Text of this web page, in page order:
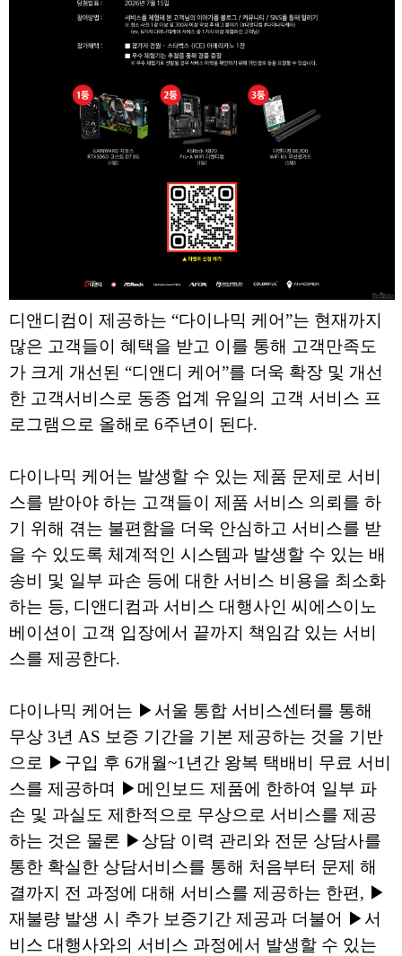
디앤디컴이 제공하는 “다이나믹 케어”는 현재까지
많은 고객들이 혜택을 받고 이를 통해 고객만족도
가 크게 개선된 “디앤디 케어”를 더욱 확장 및 개선
한 고객서비스로 동종 업계 유일의 고객 서비스 프
로그램으로 올해로 6주년이 된다.
다이나믹 케어는 발생할 수 있는 제품 문제로 서비
스를 받아야 하는 고객들이 제품 서비스 의뢰를 하
기 위해 겪는 불편함을 더욱 안심하고 서비스를 받
을 수 있도록 체계적인 시스템과 발생할 수 있는 배
송비 및 일부 파손 등에 대한 서비스 비용을 최소화
하는 등, 디앤디컴과 서비스 대행사인 씨에스이노
베이션이 고객 입장에서 끝까지 책임감 있는 서비
스를 제공한다.
다이나믹 케어는 ▶서울 통합 서비스센터를 통해
무상 3년 AS 보증 기간을 기본 제공하는 것을 기반
으로 ▶구입 후 6개월~1년간 왕복 택배비 무료 서비
스를 제공하며 ▶메인보드 제품에 한하여 일부 파
손 및 과실도 제한적으로 무상으로 서비스를 제공
하는 것은 물론 ▶상담 이력 관리와 전문 상담사를
통한 확실한 상담서비스를 통해 처음부터 문제 해
결까지 전 과정에 대해 서비스를 제공하는 한편, ▶
재불량 발생 시 추가 보증기간 제공과 더불어 ▶서
비스 대행사와의 서비스 과정에서 발생할 수 있는